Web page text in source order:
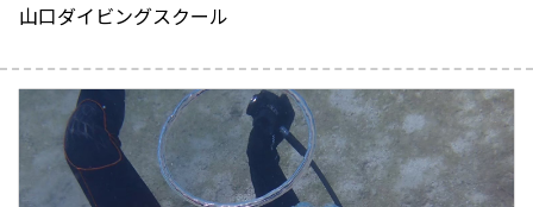
山口ダイビングスクール